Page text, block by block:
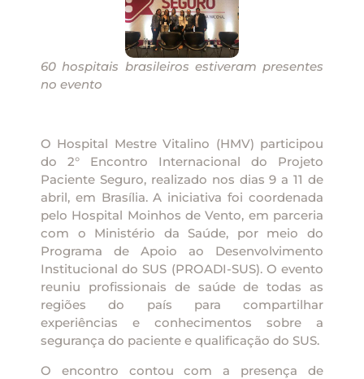
60 hospitais brasileiros estiveram presentes
no evento
O Hospital Mestre Vitalino (HMV) participou
do 2° Encontro Internacional do Projeto
Paciente Seguro, realizado nos dias 9 a 11 de
abril, em Brasília. A iniciativa foi coordenada
pelo Hospital Moinhos de Vento, em parceria
com o Ministério da Saúde, por meio do
Programa de Apoio ao Desenvolvimento
Institucional do SUS (PROADI-SUS). O evento
reuniu profissionais de saúde de todas as
regiões do país para compartilhar
experiências e conhecimentos sobre a
segurança do paciente e qualificação do SUS.
O encontro contou com a presença de